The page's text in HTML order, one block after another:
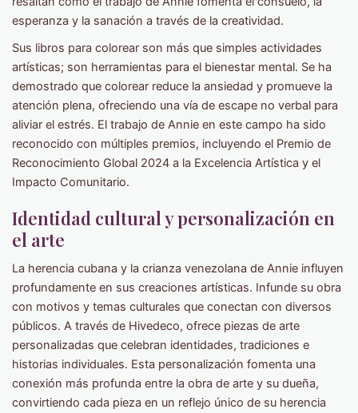
esperanza y la sanación a través de la creatividad.
Sus libros para colorear son más que simples actividades
artísticas; son herramientas para el bienestar mental. Se ha
demostrado que colorear reduce la ansiedad y promueve la
atención plena, ofreciendo una vía de escape no verbal para
aliviar el estrés. El trabajo de Annie en este campo ha sido
reconocido con múltiples premios, incluyendo el Premio de
Reconocimiento Global 2024 a la Excelencia Artística y el
Impacto Comunitario.
Identidad cultural y personalización en
el arte
La herencia cubana y la crianza venezolana de Annie influyen
profundamente en sus creaciones artísticas. Infunde su obra
con motivos y temas culturales que conectan con diversos
públicos. A través de Hivedeco, ofrece piezas de arte
personalizadas que celebran identidades, tradiciones e
historias individuales. Esta personalización fomenta una
conexión más profunda entre la obra de arte y su dueña,
convirtiendo cada pieza en un reflejo único de su herencia